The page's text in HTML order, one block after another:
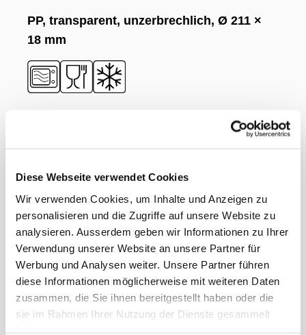
Diese Webseite verwendet Cookies
Wir verwenden Cookies, um Inhalte und Anzeigen zu
personalisieren und die Zugriffe auf unsere Website zu
analysieren. Ausserdem geben wir Informationen zu Ihrer
Verwendung unserer Website an unsere Partner für
Werbung und Analysen weiter. Unsere Partner führen
diese Informationen möglicherweise mit weiteren Daten
zusammen, die Sie ihnen bereitgestellt haben oder die
sie im Rahmen Ihrer Nutzung der Dienste gesammelt
PP, transparent, unzerbrechlich, Ø 211 ×
18 mm
Gewicht Liefereinheit
1.50 kg
EAN Detail
4020713051454
EAN Liefereinheit
4020713052925
Marke
Webstar
ECLASS-Nummer
MWST
8,1%
Herkunftsland
Deutschland
Hersteller
Diverse
Farbe
transparent
Durchmesser
211 mm